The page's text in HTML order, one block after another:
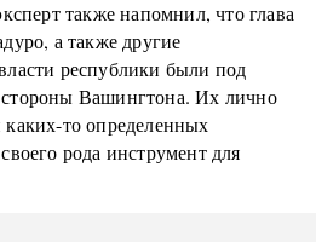
также напомнил, что глава
а также другие
республики были под
Вашингтона. Их лично
то определенных
рода инструмент для